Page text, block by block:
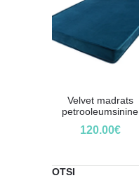
Velvet madrats
petrooleumsinine
120.00€
OTSI